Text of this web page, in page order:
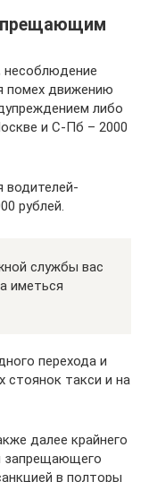
помех движению
либо
и С-Пб – 2000
водителей-
рублей.
службы вас
иметься
перехода и
стоянок такси и на
далее крайнего
запрещающего
в полторы